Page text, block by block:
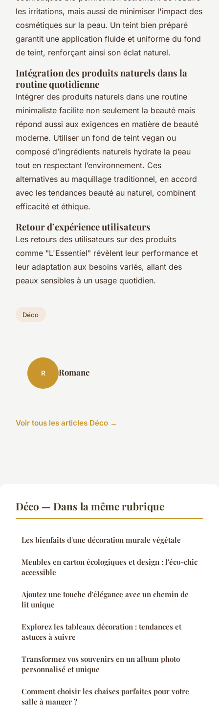
les irritations, mais aussi de minimiser l'impact des
cosmétiques sur la peau. Un teint bien préparé
garantit une application fluide et uniforme du fond
de teint, renforçant ainsi son éclat naturel.
Intégration des produits naturels dans la
routine quotidienne
Intégrer des produits naturels dans une routine
minimaliste facilite non seulement la beauté mais
répond aussi aux exigences en matière de beauté
moderne. Utiliser un fond de teint vegan ou
composé d’ingrédients naturels hydrate la peau
tout en respectant l’environnement. Ces
alternatives au maquillage traditionnel, en accord
avec les tendances beauté au naturel, combinent
efficacité et éthique.
Retour d’expérience utilisateurs
Les retours des utilisateurs sur des produits
comme "L'Essentiel" révèlent leur performance et
leur adaptation aux besoins variés, allant des
peaux sensibles à un usage quotidien.
Déco
R Romane
Voir tous les articles Déco →
Déco — Dans la même rubrique
Les bienfaits d'une décoration murale végétale
Meubles en carton écologiques et design : l'éco-chic
accessible
Ajoutez une touche d'élégance avec un chemin de
lit unique
Explorez les tableaux décoration : tendances et
astuces à suivre
Transformez vos souvenirs en un album photo
personnalisé et unique
Comment choisir les chaises parfaites pour votre
salle à manger ?